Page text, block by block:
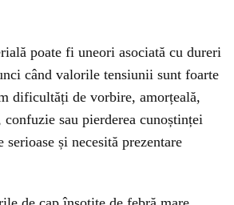
poate fi uneori asociată cu dureri
când valorile tensiunii sunt foarte
dificultăți de vorbire, amorțeală,
sau pierderea cunoștinței
și necesită prezentare